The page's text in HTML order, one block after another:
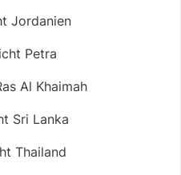
Jordanien
Petra
Al Khaimah
Sri Lanka
Thailand